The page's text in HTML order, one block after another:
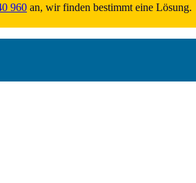
960 an, wir finden bestimmt eine Lösung.